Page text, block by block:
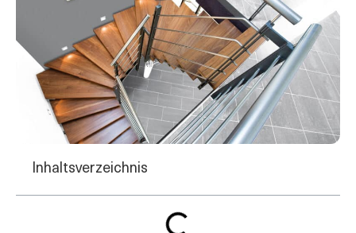
Inhaltsverzeichnis